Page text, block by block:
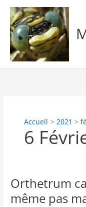
Aller
contenu
Accueil 2021
6
Orthetrum
même pas